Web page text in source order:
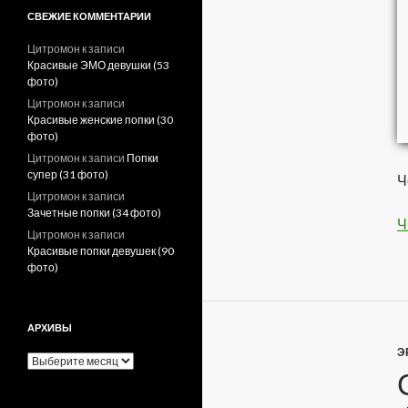
СВЕЖИЕ КОММЕНТАРИИ
Цитромон к записи
Красивые ЭМО девушки (53
фото)
Цитромон к записи
Красивые женские попки (30
фото)
Цитромон к записи Попки
супер (31 фото)
Цитромон к записи
Зачетные попки (34 фото)
Цитромон к записи
Красивые попки девушек (90
фото)
АРХИВЫ
А